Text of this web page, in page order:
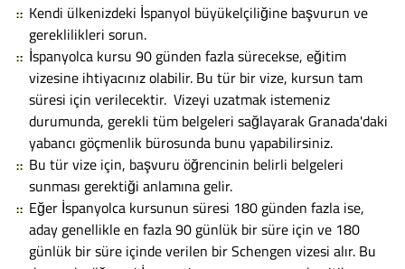
Kendi ülkenizdeki İspanyol büyükelçiliğine başvurun ve
gereklilikleri sorun.
İspanyolca kursu 90 günden fazla sürecekse, eğitim
vizesine ihtiyacınız olabilir. Bu tür bir vize, kursun tam
süresi için verilecektir. Vizeyi uzatmak istemeniz
durumunda, gerekli tüm belgeleri sağlayarak Granada'daki
yabancı göçmenlik bürosunda bunu yapabilirsiniz.
Bu tür vize için, başvuru öğrencinin belirli belgeleri
sunması gerektiği anlamına gelir.
Eğer İspanyolca kursunun süresi 180 günden fazla ise,
aday genellikle en fazla 90 günlük bir süre için ve 180
günlük bir süre içinde verilen bir Schengen vizesi alır. Bu